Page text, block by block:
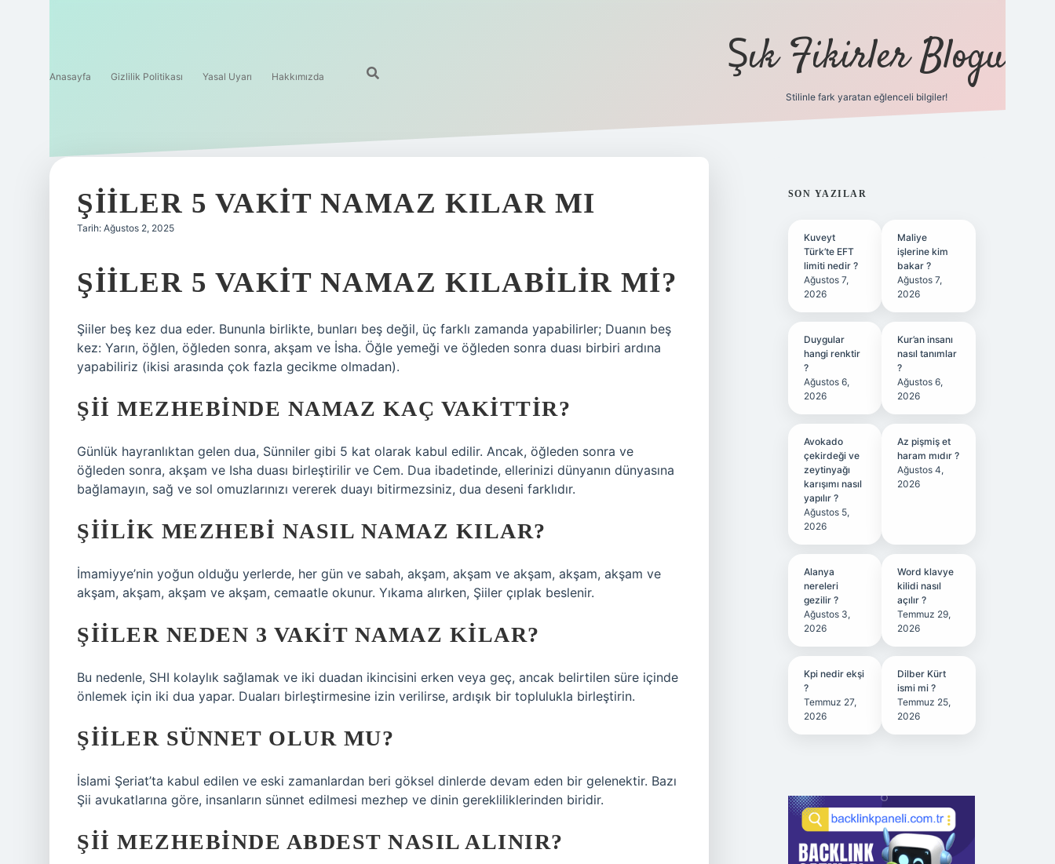
Anasayfa Gizlilik Politikası Yasal Uyarı Hakkımızda Şık Fikirler Blogu
Stilinle fark yaratan eğlenceli bilgiler!
ŞIILER 5 VAKIT NAMAZ KILAR MI
Tarih: Ağustos 2, 2025
ŞIILER 5 VAKIT NAMAZ KILABILIR MI?
Şiiler beş kez dua eder. Bununla birlikte, bunları beş değil, üç farklı zamanda yapabilirler; Duanın beş
kez: Yarın, öğlen, öğleden sonra, akşam ve İsha. Öğle yemeği ve öğleden sonra duası birbiri ardına
yapabiliriz (ikisi arasında çok fazla gecikme olmadan).
ŞII MEZHEBINDE NAMAZ KAÇ VAKITTIR?
Günlük hayranlıktan gelen dua, Sünniler gibi 5 kat olarak kabul edilir. Ancak, öğleden sonra ve
öğleden sonra, akşam ve Isha duası birleştirilir ve Cem. Dua ibadetinde, ellerinizi dünyanın dünyasına
bağlamayın, sağ ve sol omuzlarınızı vererek duayı bitirmezsiniz, dua deseni farklıdır.
ŞIILIK MEZHEBI NASIL NAMAZ KILAR?
İmamiyye’nin yoğun olduğu yerlerde, her gün ve sabah, akşam, akşam ve akşam, akşam, akşam ve
akşam, akşam, akşam ve akşam, cemaatle okunur. Yıkama alırken, Şiiler çıplak beslenir.
ŞIILER NEDEN 3 VAKIT NAMAZ KILAR?
Bu nedenle, SHI kolaylık sağlamak ve iki duadan ikincisini erken veya geç, ancak belirtilen süre içinde
önlemek için iki dua yapar. Duaları birleştirmesine izin verilirse, ardışık bir toplulukla birleştirin.
ŞIILER SÜNNET OLUR MU?
İslami Şeriat’ta kabul edilen ve eski zamanlardan beri göksel dinlerde devam eden bir gelenektir. Bazı
Şii avukatlarına göre, insanların sünnet edilmesi mezhep ve dinin gerekliliklerinden biridir.
ŞII MEZHEBINDE ABDEST NASIL ALINIR?
SIDEBAR
SON YAZILAR
Kuveyt
Türk’te EFT
limiti nedir ?
Ağustos 7,
2026
Maliye
işlerine kim
bakar ?
Ağustos 7,
2026
Duygular
hangi renktir
?
Ağustos 6,
2026
Kur’an insanı
nasıl tanımlar
?
Ağustos 6,
2026
Avokado
çekirdeği ve
zeytinyağı
karışımı nasıl
yapılır ?
Ağustos 5,
2026
Az pişmiş et
haram mıdır ?
Ağustos 4,
2026
Alanya
nereleri
gezilir ?
Ağustos 3,
2026
Word klavye
kilidi nasıl
açılır ?
Temmuz 29,
2026
Kpi nedir ekşi
?
Temmuz 27,
2026
Dilber Kürt
ismi mi ?
Temmuz 25,
2026